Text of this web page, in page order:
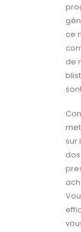
ce
de
sur